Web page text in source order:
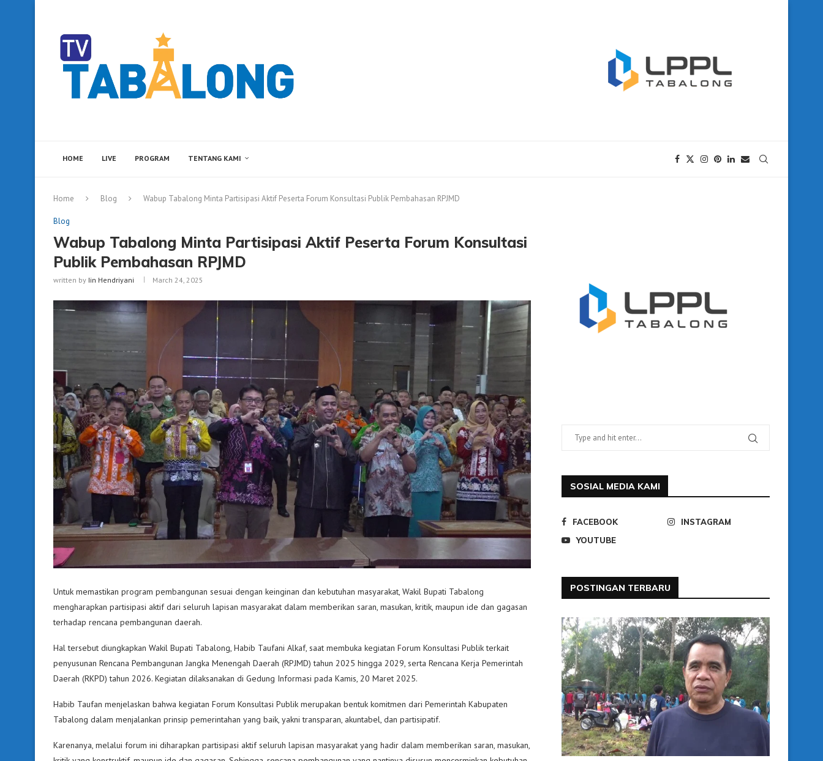
HOME LIVE PROGRAM TENTANG KAMI
Home Blog Wabup Tabalong Minta Partisipasi Aktif Peserta Forum Konsultasi Publik Pembahasan RPJMD
Blog
Wabup Tabalong Minta Partisipasi Aktif Peserta Forum Konsultasi
Publik Pembahasan RPJMD
written by Iin Hendriyani March 24, 2025
Untuk memastikan program pembangunan sesuai dengan keinginan dan kebutuhan masyarakat, Wakil Bupati Tabalong
mengharapkan partisipasi aktif dari seluruh lapisan masyarakat dalam memberikan saran, masukan, kritik, maupun ide dan gagasan
terhadap rencana pembangunan daerah.
Hal tersebut diungkapkan Wakil Bupati Tabalong, Habib Taufani Alkaf, saat membuka kegiatan Forum Konsultasi Publik terkait
penyusunan Rencana Pembangunan Jangka Menengah Daerah (RPJMD) tahun 2025 hingga 2029, serta Rencana Kerja Pemerintah
Daerah (RKPD) tahun 2026. Kegiatan dilaksanakan di Gedung Informasi pada Kamis, 20 Maret 2025.
Habib Taufan menjelaskan bahwa kegiatan Forum Konsultasi Publik merupakan bentuk komitmen dari Pemerintah Kabupaten
Tabalong dalam menjalankan prinsip pemerintahan yang baik, yakni transparan, akuntabel, dan partisipatif.
Karenanya, melalui forum ini diharapkan partisipasi aktif seluruh lapisan masyarakat yang hadir dalam memberikan saran, masukan,
SOSIAL MEDIA KAMI
FACEBOOK
INSTAGRAM
YOUTUBE
POSTINGAN TERBARU